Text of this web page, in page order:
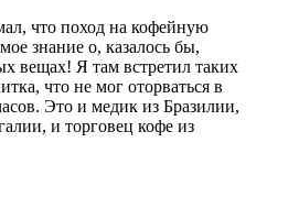
что поход на кофейную
знание о, казалось бы,
вещах! Я там встретил таких
что не мог оторваться в
Это и медик из Бразилии,
и торговец кофе из